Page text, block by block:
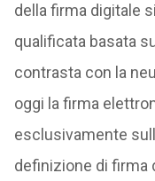
della firma digitale
qualificata basata
contrasta con la
oggi la firma
esclusivamente
definizione di firma